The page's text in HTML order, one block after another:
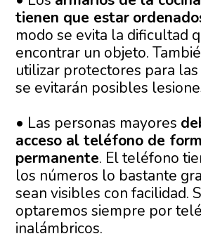
tienen que estar
modo se evita la dificultad
encontrar un objeto.
utilizar protectores para las
se evitarán posibles
• Las personas mayores
acceso al teléfono de
permanente. El teléfono
los números lo bastante
sean visibles con facilidad.
optaremos siempre por
inalámbricos.